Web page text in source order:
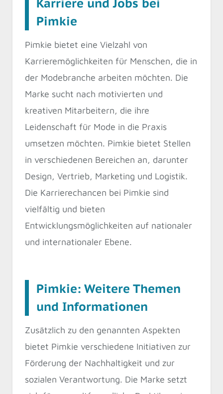
Karriere und Jobs bei
Pimkie
Pimkie bietet eine Vielzahl von
Karrieremöglichkeiten für Menschen, die in
der Modebranche arbeiten möchten. Die
Marke sucht nach motivierten und
kreativen Mitarbeitern, die ihre
Leidenschaft für Mode in die Praxis
umsetzen möchten. Pimkie bietet Stellen
in verschiedenen Bereichen an, darunter
Design, Vertrieb, Marketing und Logistik.
Die Karrierechancen bei Pimkie sind
vielfältig und bieten
Entwicklungsmöglichkeiten auf nationaler
und internationaler Ebene.
Pimkie: Weitere Themen
und Informationen
Zusätzlich zu den genannten Aspekten
bietet Pimkie verschiedene Initiativen zur
Förderung der Nachhaltigkeit und zur
sozialen Verantwortung. Die Marke setzt